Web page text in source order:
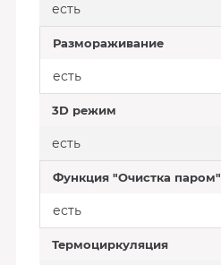
есть
Размораживание
есть
3D режим
есть
Функция "Очистка паром"
есть
Термоциркуляция